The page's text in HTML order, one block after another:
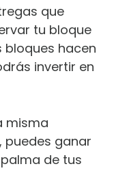
que
tu bloque
bloques hacen
invertir en
misma
puedes ganar
de tus